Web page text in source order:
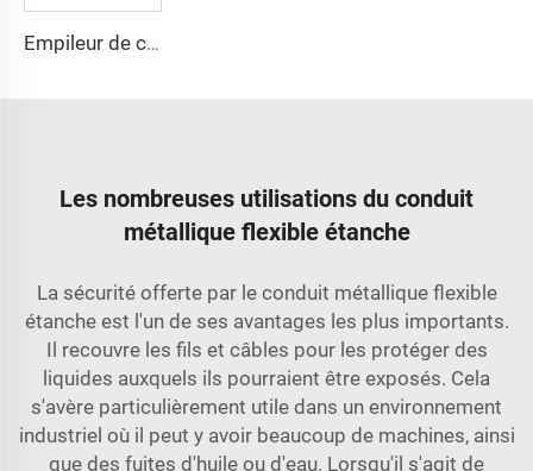
Empileur de câbles
Les nombreuses utilisations du conduit
métallique flexible étanche
La sécurité offerte par le conduit métallique flexible
étanche est l'un de ses avantages les plus importants.
Il recouvre les fils et câbles pour les protéger des
liquides auxquels ils pourraient être exposés. Cela
s'avère particulièrement utile dans un environnement
industriel où il peut y avoir beaucoup de machines, ainsi
que des fuites d'huile ou d'eau. Lorsqu'il s'agit de